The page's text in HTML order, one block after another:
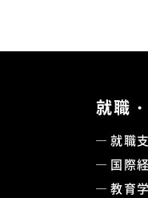
就職
就職
国際
教育